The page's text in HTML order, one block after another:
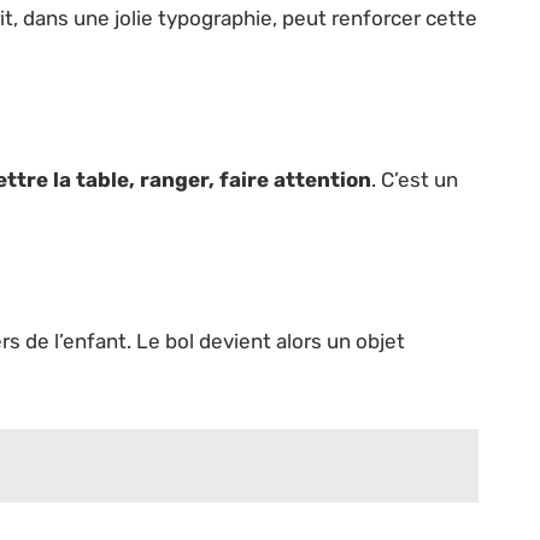
dans une jolie typographie, peut renforcer cette
la table, ranger, faire attention. C’est un
de l’enfant. Le bol devient alors un objet